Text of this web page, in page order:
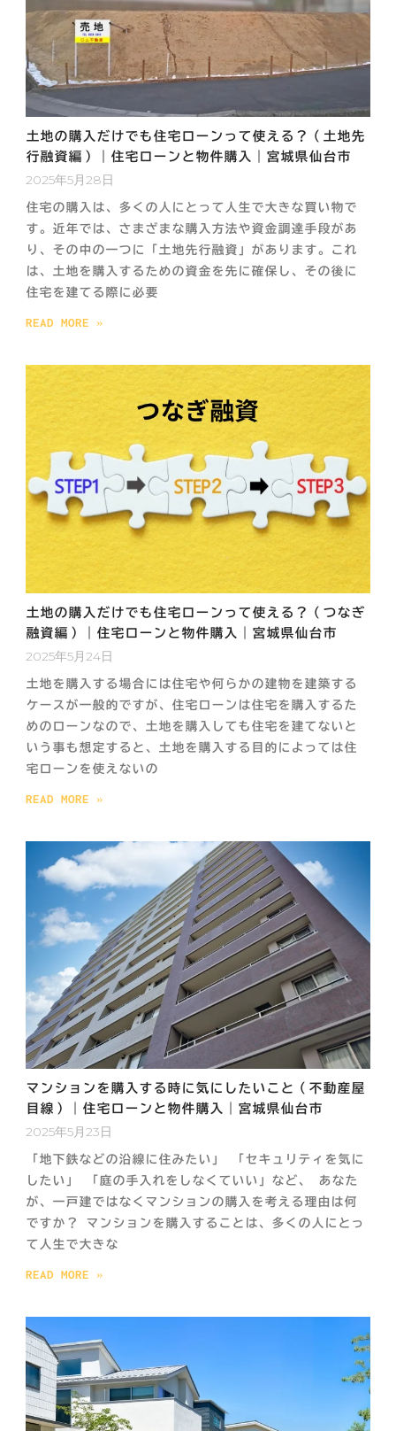
土地の購入だけでも住宅ローンって使える？（土地先
行融資編）｜住宅ローンと物件購入｜宮城県仙台市
2025年5月28日
住宅の購入は、多くの人にとって人生で大きな買い物で
す。近年では、さまざまな購入方法や資金調達手段があ
り、その中の一つに「土地先行融資」があります。これ
は、土地を購入するための資金を先に確保し、その後に
住宅を建てる際に必要
READ MORE »
土地の購入だけでも住宅ローンって使える？（つなぎ
融資編）｜住宅ローンと物件購入｜宮城県仙台市
2025年5月24日
土地を購入する場合には住宅や何らかの建物を建築する
ケースが一般的ですが、住宅ローンは住宅を購入するた
めのローンなので、土地を購入しても住宅を建てないと
いう事も想定すると、土地を購入する目的によっては住
宅ローンを使えないの
READ MORE »
マンションを購入する時に気にしたいこと（不動産屋
目線）｜住宅ローンと物件購入｜宮城県仙台市
2025年5月23日
「地下鉄などの沿線に住みたい」 「セキュリティを気に
したい」 「庭の手入れをしなくていい」など、 あなた
が、一戸建ではなくマンションの購入を考える理由は何
ですか？ マンションを購入することは、多くの人にとっ
て人生で大きな
READ MORE »